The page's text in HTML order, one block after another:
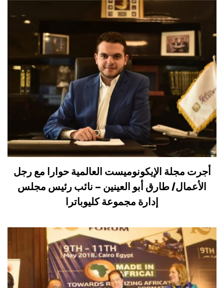
أجرت مجلة الإيكونوميست العالمية حوارا مع رجل
الأعمال/ طارق أبو العينين – نائب رئيس مجلس
إدارة مجموعة كليوباترا